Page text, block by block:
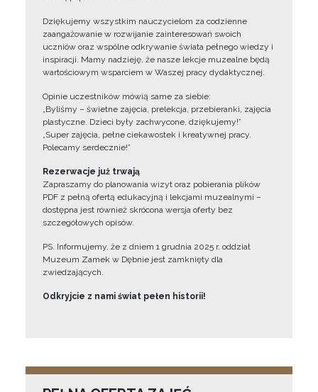
Dziękujemy wszystkim nauczycielom za codzienne
zaangażowanie w rozwijanie zainteresowań swoich
uczniów oraz wspólne odkrywanie świata pełnego wiedzy i
inspiracji. Mamy nadzieję, że nasze lekcje muzealne będą
wartościowym wsparciem w Waszej pracy dydaktycznej.
Opinie uczestników mówią same za siebie:
„Byliśmy – świetne zajęcia, prelekcja, przebieranki, zajęcia
plastyczne. Dzieci były zachwycone, dziękujemy!”
„Super zajęcia, pełne ciekawostek i kreatywnej pracy.
Polecamy serdecznie!”
Rezerwacje już trwają
Zapraszamy do planowania wizyt oraz pobierania plików
PDF z pełną ofertą edukacyjną i lekcjami muzealnymi –
dostępna jest również skrócona wersja oferty bez
szczegółowych opisów.
PS. Informujemy, że z dniem 1 grudnia 2025 r. oddział
Muzeum Zamek w Dębnie jest zamknięty dla
zwiedzających.
Odkryjcie z nami świat pełen historii!